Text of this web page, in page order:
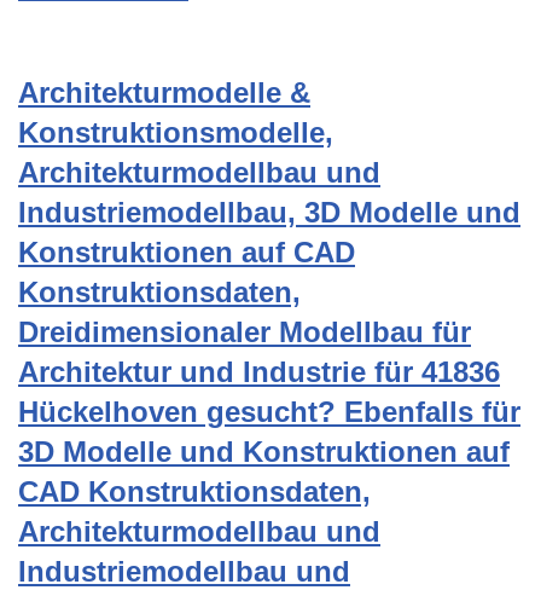
Architekturmodelle &
Konstruktionsmodelle,
Architekturmodellbau und
Industriemodellbau, 3D Modelle und
Konstruktionen auf CAD
Konstruktionsdaten,
Dreidimensionaler Modellbau für
Architektur und Industrie für 41836
Hückelhoven gesucht? Ebenfalls für
3D Modelle und Konstruktionen auf
CAD Konstruktionsdaten,
Architekturmodellbau und
Industriemodellbau und